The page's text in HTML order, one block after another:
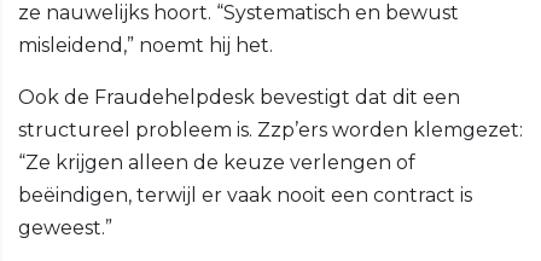
ze nauwelijks hoort. “Systematisch en bewust
misleidend,” noemt hij het.
Ook de Fraudehelpdesk bevestigt dat dit een
structureel probleem is. Zzp’ers worden klemgezet:
“Ze krijgen alleen de keuze verlengen of
beëindigen, terwijl er vaak nooit een contract is
geweest.”